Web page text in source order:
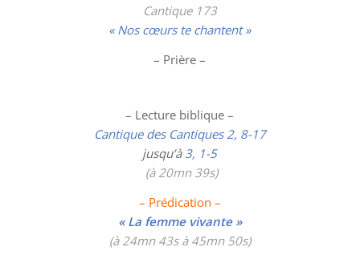
Cantique 173
« Nos cœurs te chantent »
– Prière –
– Lecture biblique –
Cantique des Cantiques 2, 8-17
jusqu’à 3, 1-5
(à 20mn 39s)
– Prédication –
« La femme vivante »
(à 24mn 43s à 45mn 50s)